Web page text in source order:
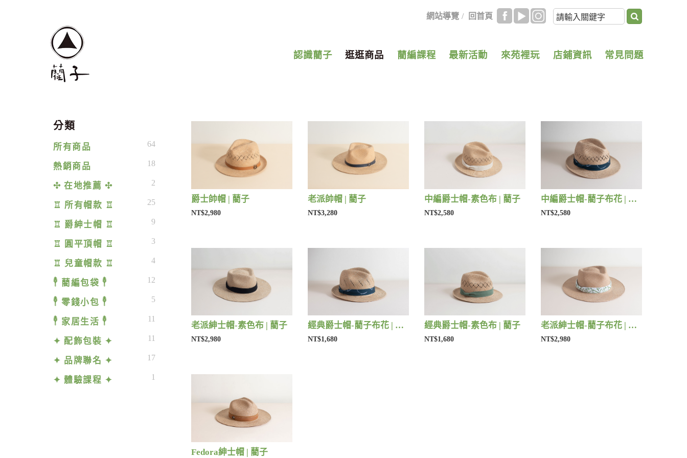
網站導覽 / 回首頁
認識藺子 逛逛商品 藺編課程 最新活動 來苑裡玩 店鋪資訊 常見問題
分類
所有商品 64
熱銷商品 18
✣ 在地推薦 ✣ 2
♖ 所有帽款 ♖ 25
♖ 爵紳士帽 ♖ 9
♖ 圓平頂帽 ♖ 3
♖ 兒童帽款 ♖ 4
𓇣 藺編包袋 𓇣 12
𓇣 零錢小包 𓇣 5
𓇣 家居生活 𓇣 11
✦ 配飾包裝 ✦ 11
✦ 品牌聯名 ✦ 17
✦ 體驗課程 ✦ 1
爵士帥帽 | 藺子
NT$2,980
老派帥帽 | 藺子
NT$3,280
中編爵士帽-素色布 | 藺子
NT$2,580
中編爵士帽-藺子布花 | 藺子
NT$2,580
老派紳士帽-素色布 | 藺子
NT$2,980
經典爵士帽-藺子布花 | 藺子
NT$1,680
經典爵士帽-素色布 | 藺子
NT$1,680
老派紳士帽-藺子布花 | 藺子
NT$2,980
Fedora紳士帽 | 藺子